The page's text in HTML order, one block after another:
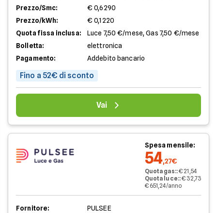
Prezzo/Smc:
€ 0,6290
Prezzo/kWh:
€ 0,1220
Quota fissa inclusa:
Luce 7,50 €/mese, Gas 7,50 €/mese
Bolletta:
elettronica
Pagamento:
Addebito bancario
Fino a 52€ di sconto
Vai
Spesa mensile:
54,27€
Quota gas::€ 21,54
Quota luce::€ 32,73
€ 651,24/anno
Fornitore:
PULSEE